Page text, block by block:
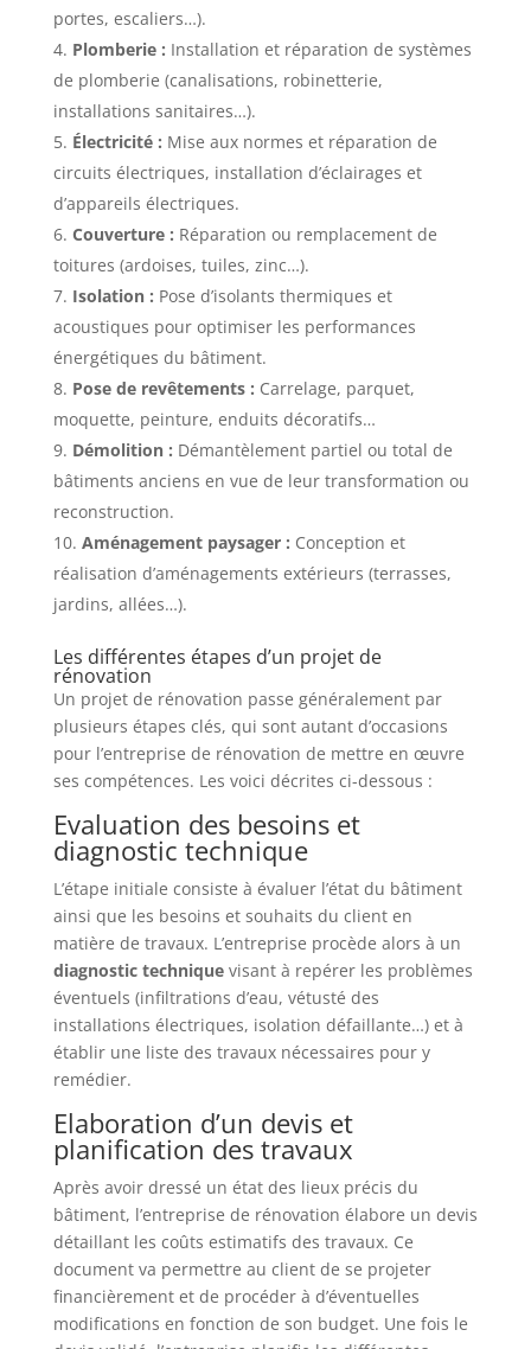
portes, escaliers…).
Plomberie : Installation et réparation de systèmes
de plomberie (canalisations, robinetterie,
installations sanitaires…).
Électricité : Mise aux normes et réparation de
circuits électriques, installation d’éclairages et
d’appareils électriques.
Couverture : Réparation ou remplacement de
toitures (ardoises, tuiles, zinc…).
Isolation : Pose d’isolants thermiques et
acoustiques pour optimiser les performances
énergétiques du bâtiment.
Pose de revêtements : Carrelage, parquet,
moquette, peinture, enduits décoratifs…
Démolition : Démantèlement partiel ou total de
bâtiments anciens en vue de leur transformation ou
reconstruction.
Aménagement paysager : Conception et
réalisation d’aménagements extérieurs (terrasses,
jardins, allées…).
Les différentes étapes d’un projet de
rénovation
Un projet de rénovation passe généralement par
plusieurs étapes clés, qui sont autant d’occasions
pour l’entreprise de rénovation de mettre en œuvre
ses compétences. Les voici décrites ci-dessous :
Evaluation des besoins et
diagnostic technique
L’étape initiale consiste à évaluer l’état du bâtiment
ainsi que les besoins et souhaits du client en
matière de travaux. L’entreprise procède alors à un
diagnostic techniquevisant à repérer les problèmes
éventuels (infiltrations d’eau, vétusté des
installations électriques, isolation défaillante…) et à
établir une liste des travaux nécessaires pour y
remédier.
Elaboration d’un devis et
planification des travaux
Après avoir dressé un état des lieux précis du
bâtiment, l’entreprise de rénovation élabore un devis
détaillant les coûts estimatifs des travaux. Ce
document va permettre au client de se projeter
financièrement et de procéder à d’éventuelles
modifications en fonction de son budget. Une fois le